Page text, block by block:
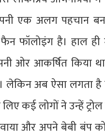
एक अलग पहचान
फॉलोइंग है। हाल
ओर आकर्षित किया
अब ऐसा लगता है
कई लोगों ने उन्हें ट्रोल
और अपने बेबी बंप